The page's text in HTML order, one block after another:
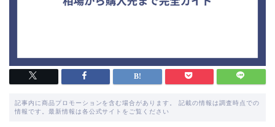
記事内に商品プロモーションを含む場合があります。 記載の情報は調査時点での
情報です。最新情報は各公式サイトをご覧ください